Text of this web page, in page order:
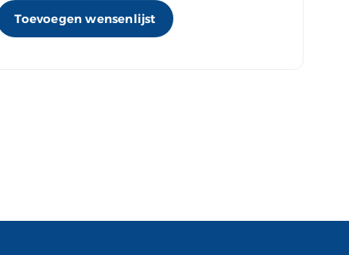
Toevoegen wensenlijst